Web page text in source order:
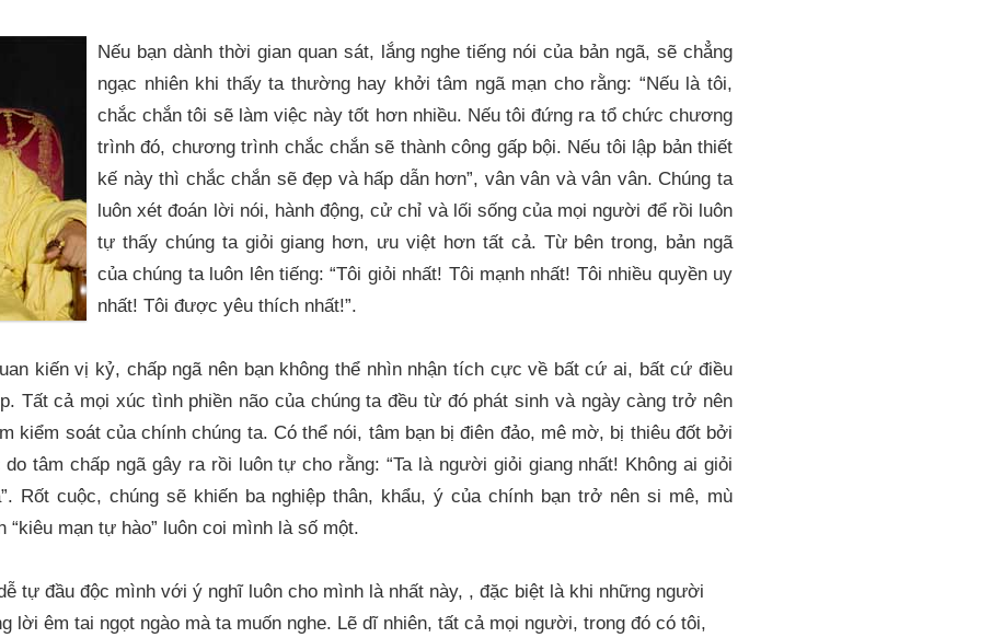
Nếu bạn dành thời gian quan sát, lắng nghe tiếng nói của bản ngã, sẽ chẳng
ngạc nhiên khi thấy ta thường hay khởi tâm ngã mạn cho rằng: “Nếu là tôi,
chắc chắn tôi sẽ làm việc này tốt hơn nhiều. Nếu tôi đứng ra tổ chức chương
trình đó, chương trình chắc chắn sẽ thành công gấp bội. Nếu tôi lập bản thiết
kế này thì chắc chắn sẽ đẹp và hấp dẫn hơn”, vân vân và vân vân. Chúng ta
luôn xét đoán lời nói, hành động, cử chỉ và lối sống của mọi người để rồi luôn
tự thấy chúng ta giỏi giang hơn, ưu việt hơn tất cả. Từ bên trong, bản ngã
của chúng ta luôn lên tiếng: “Tôi giỏi nhất! Tôi mạnh nhất! Tôi nhiều quyền uy
nhất! Tôi được yêu thích nhất!”.
kiến vị kỷ, chấp ngã nên bạn không thể nhìn nhận tích cực về bất cứ ai, bất cứ điều
Tất cả mọi xúc tình phiền não của chúng ta đều từ đó phát sinh và ngày càng trở nên
kiểm soát của chính chúng ta. Có thể nói, tâm bạn bị điên đảo, mê mờ, bị thiêu đốt bởi
tâm chấp ngã gây ra rồi luôn tự cho rằng: “Ta là người giỏi giang nhất! Không ai giỏi
Rốt cuộc, chúng sẽ khiến ba nghiệp thân, khẩu, ý của chính bạn trở nên si mê, mù
“kiêu mạn tự hào” luôn coi mình là số một.
tự đầu độc mình với ý nghĩ luôn cho mình là nhất này, , đặc biệt là khi những người
lời êm tai ngọt ngào mà ta muốn nghe. Lẽ dĩ nhiên, tất cả mọi người, trong đó có tôi,